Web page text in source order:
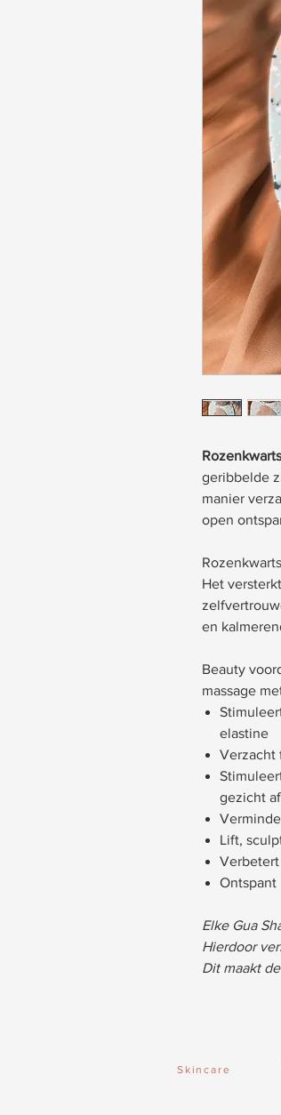
geribbelde
manier
open
Het
en
Beauty
massage
elastine
Verzacht
gezicht
Lift,
Ontspant
Elke Gua
Hierdoor
Dit maakt
Skincare